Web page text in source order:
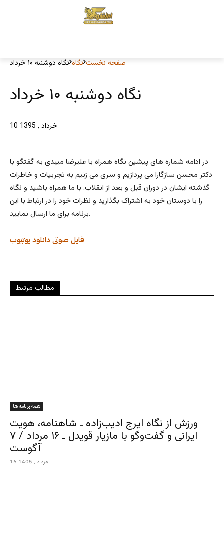
صفحه نخست نگاه نگاه دوشنبه ۱۰ خرداد
نگاه دوشنبه ۱۰ خرداد
10 خرداد , 1395
در ادامه شماره های پیشین نگاه همراه با علیرضا میبدی به گفتگو با
دکتر محسن سازگارا می پردازیم و سری می زنیم به تجربیات و خاطرات
گذشته ایشان در دوران قبل و بعد از انقلاب. با ما همراه باشید و نگاه
را با دوستان خود به اشتراک بگذارید و نظرات خود را در ارتباط با این
برنامه برای ما ارسال نمایید.
یوتیوب دانلود فایل صوتی
مطالب مرتبط
همه برنامه ها
ورزش از نگاه ایرج ادیب‌زاده ـ شاهنامه، هویت
ایرانی و گفت‌وگو با مازیار قویدل ـ ۱۶ مرداد / ۷
آگوست
16 مرداد , 1405